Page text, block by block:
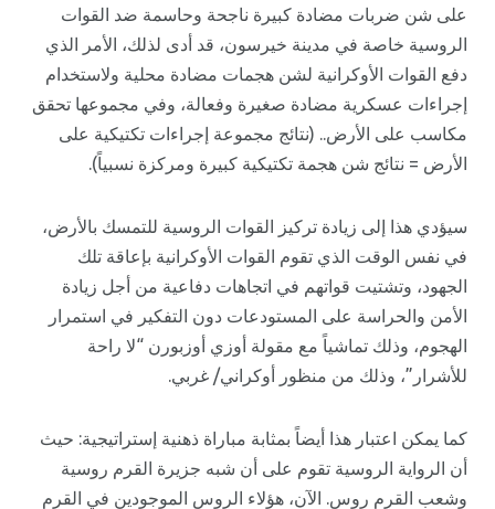
على شن ضربات مضادة كبيرة ناجحة وحاسمة ضد القوات
الروسية خاصة في مدينة خيرسون، قد أدى لذلك، الأمر الذي
دفع القوات الأوكرانية لشن هجمات مضادة محلية ولاستخدام
إجراءات عسكرية مضادة صغيرة وفعالة، وفي مجموعها تحقق
مكاسب على الأرض.. (نتائج مجموعة إجراءات تكتيكية على
الأرض = نتائج شن هجمة تكتيكية كبيرة ومركزة نسبياً).
سيؤدي هذا إلى زيادة تركيز القوات الروسية للتمسك بالأرض،
في نفس الوقت الذي تقوم القوات الأوكرانية بإعاقة تلك
الجهود، وتشتيت قواتهم في اتجاهات دفاعية من أجل زيادة
الأمن والحراسة على المستودعات دون التفكير في استمرار
الهجوم، وذلك تماشياً مع مقولة أوزي أوزبورن “لا راحة
للأشرار”، وذلك من منظور أوكراني/ غربي.
كما يمكن اعتبار هذا أيضاً بمثابة مباراة ذهنية إستراتيجية: حيث
أن الرواية الروسية تقوم على أن شبه جزيرة القرم روسية
وشعب القرم روس. الآن، هؤلاء الروس الموجودين في القرم